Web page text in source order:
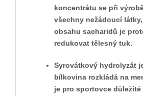
koncentrátu se při
všechny nežádoucí
obsahu sacharidů je
redukovat tělesný tuk.
Syrovátkový hydrolyzát
bílkovina rozkládá na
je pro sportovce